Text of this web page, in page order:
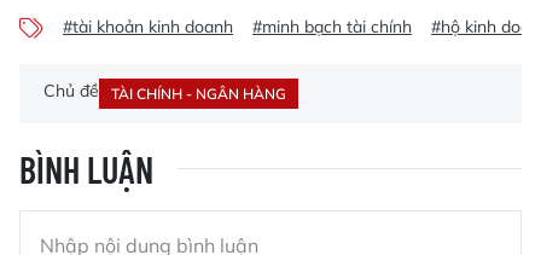
#tài khoản kinh doanh #minh bạch tài chính #hộ kinh
Chủ đề TÀI CHÍNH - NGÂN HÀNG
BÌNH LUẬN